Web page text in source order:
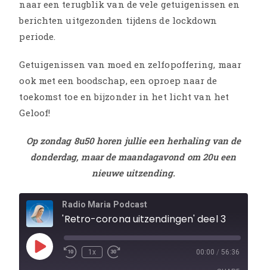
naar een terugblik van de vele getuigenissen en
berichten uitgezonden tijdens de lockdown
periode.
Getuigenissen van moed en zelfopoffering, maar
ook met een boodschap, een oproep naar de
toekomst toe en bijzonder in het licht van het
Geloof!
Op zondag 8u50 horen jullie een herhaling van de
donderdag, maar de maandagavond om 20u een
nieuwe uitzending.
Radio Maria Podcast
'Retro-corona uitzendingen' deel 3
1x 00:00 / 56:36